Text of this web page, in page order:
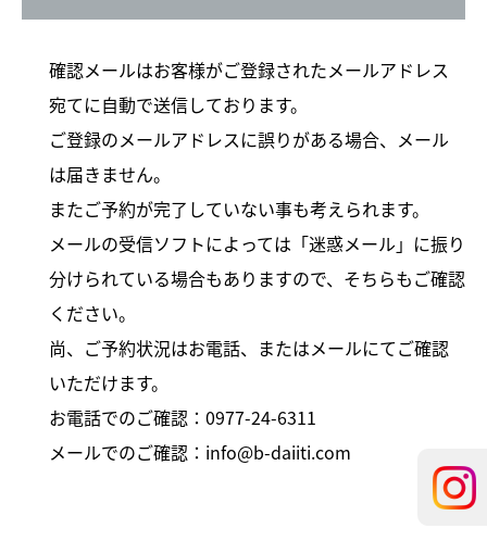
確認メールはお客様がご登録されたメールアドレス
宛てに自動で送信しております。
ご登録のメールアドレスに誤りがある場合、メール
は届きません。
またご予約が完了していない事も考えられます。
メールの受信ソフトによっては「迷惑メール」に振り
分けられている場合もありますので、そちらもご確認
ください。
尚、ご予約状況はお電話、またはメールにてご確認
いただけます。
お電話でのご確認： 0977-24-6311
メールでのご確認： info@b-daiiti.com